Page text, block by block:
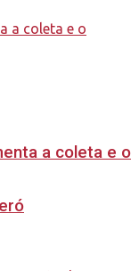
a coleta e o